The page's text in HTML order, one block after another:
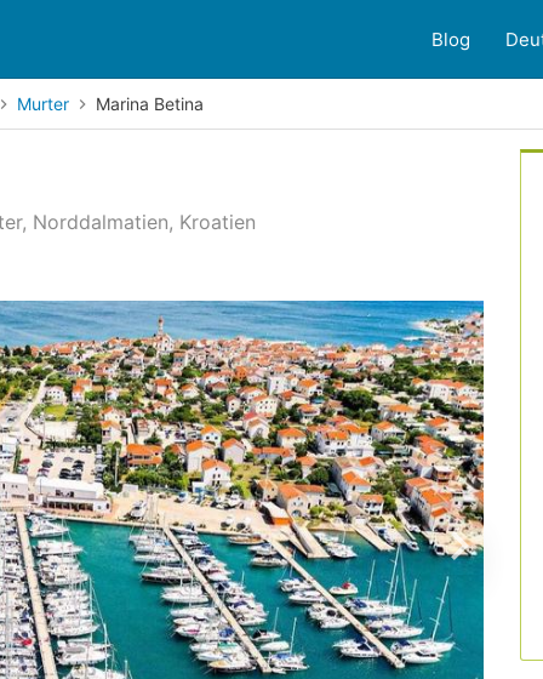
Blog
Murter Marina Betina
Norddalmatien, Kroatien